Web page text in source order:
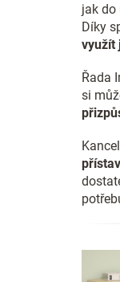
jak do
Díky
využít
Řada
si